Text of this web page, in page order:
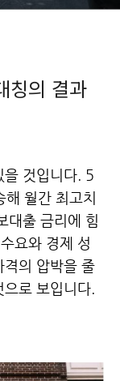
칭의 결과
을 것입니다. 5
월간 최고치
대출 금리에 힘
요와 경제 성
격의 압박을 줄
로 보입니다.